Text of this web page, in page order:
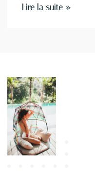
Lire la suite »